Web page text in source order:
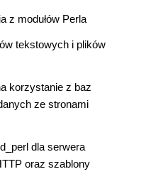
z modułów Perla
tekstowych i plików
korzystanie z baz
ze stronami
dla serwera
oraz szablony